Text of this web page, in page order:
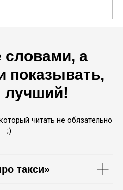
словами, а
показывать,
лучший!
читать не обязательно
;)
такси»